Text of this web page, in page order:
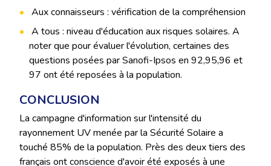
Aux connaisseurs : vérification de la compréhension
A tous : niveau d'éducation aux risques solaires. A
noter que pour évaluer l'évolution, certaines des
questions posées par Sanofi-Ipsos en 92,95,96 et
97 ont été reposées à la population.
CONCLUSION
La campagne d'information sur l'intensité du
rayonnement UV menée par la Sécurité Solaire a
touché 85% de la population. Près des deux tiers des
français ont conscience d'avoir été exposés à une